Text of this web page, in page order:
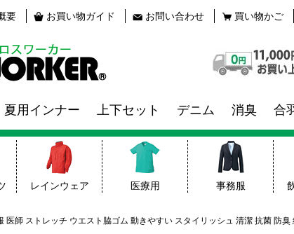
要 お買い物ガイド お問い合わせ 買い物かご
夏用インナー 上下セット デニム 消臭 合
レインウェア 医療用 事務服
師 ストレッチ ウエスト脇ゴム 動きやすい スタイリッシュ 清潔 抗菌 防臭